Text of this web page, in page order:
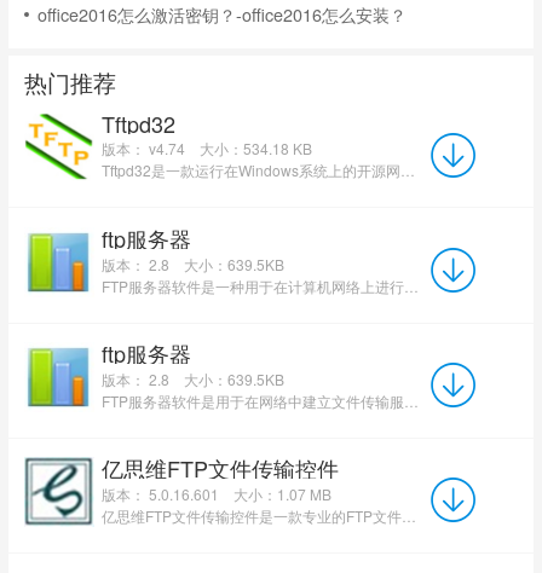
office2016怎么激活密钥？-office2016怎么安装？
热门推荐
Tftpd32
版本： v4.74
大小：534.18 KB
Tftpd32是一款运行在Windows系统上的开源网络服务器软件包，集成了TFTP、DHCP、DNS、SNTP、Syslog服务...
ftp服务器
版本： 2.8
大小：639.5KB
FTP服务器软件是一种用于在计算机网络上进行文件传输的应用程序，其跨平台兼容性、图形化界面与易用性、安...
ftp服务器
版本： 2.8
大小：639.5KB
亿思维FTP文件传输控件
版本： 5.0.16.601
大小：1.07 MB
亿思维FTP文件传输控件是一款专业的FTP文件传输的软件工具，软件支持上传、下载多个文件，支持断点续传、显示...